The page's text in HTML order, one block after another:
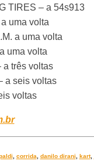
TIRES – a 54s913
uma volta
a uma volta
uma volta
a três voltas
a seis voltas
voltas
corrida danilo dirani kart,